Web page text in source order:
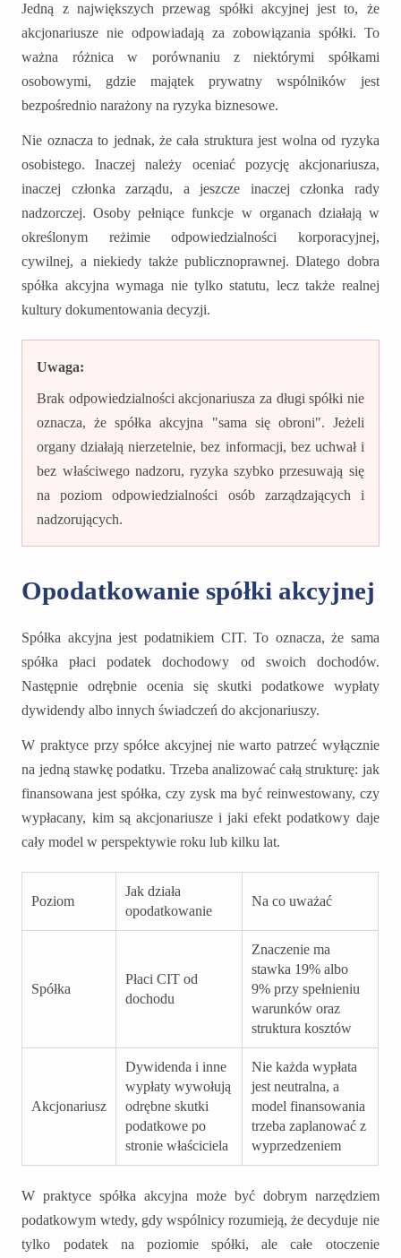
Jedną z największych przewag spółki akcyjnej jest to, że
akcjonariusze nie odpowiadają za zobowiązania spółki. To
ważna różnica w porównaniu z niektórymi spółkami
osobowymi, gdzie majątek prywatny wspólników jest
bezpośrednio narażony na ryzyka biznesowe.
Nie oznacza to jednak, że cała struktura jest wolna od ryzyka
osobistego. Inaczej należy oceniać pozycję akcjonariusza,
inaczej członka zarządu, a jeszcze inaczej członka rady
nadzorczej. Osoby pełniące funkcje w organach działają w
określonym reżimie odpowiedzialności korporacyjnej,
cywilnej, a niekiedy także publicznoprawnej. Dlatego dobra
spółka akcyjna wymaga nie tylko statutu, lecz także realnej
kultury dokumentowania decyzji.
Uwaga:
Brak odpowiedzialności akcjonariusza za długi spółki nie
oznacza, że spółka akcyjna "sama się obroni". Jeżeli
organy działają nierzetelnie, bez informacji, bez uchwał i
bez właściwego nadzoru, ryzyka szybko przesuwają się
na poziom odpowiedzialności osób zarządzających i
nadzorujących.
Opodatkowanie spółki akcyjnej
Spółka akcyjna jest podatnikiem CIT. To oznacza, że sama
spółka płaci podatek dochodowy od swoich dochodów.
Następnie odrębnie ocenia się skutki podatkowe wypłaty
dywidendy albo innych świadczeń do akcjonariuszy.
W praktyce przy spółce akcyjnej nie warto patrzeć wyłącznie
na jedną stawkę podatku. Trzeba analizować całą strukturę: jak
finansowana jest spółka, czy zysk ma być reinwestowany, czy
wypłacany, kim są akcjonariusze i jaki efekt podatkowy daje
cały model w perspektywie roku lub kilku lat.
Poziom
Jak działa
opodatkowanie
Na co uważać
Spółka
Płaci CIT od
dochodu
Znaczenie ma
stawka 19% albo
9% przy spełnieniu
warunków oraz
struktura kosztów
Akcjonariusz
Dywidenda i inne
wypłaty wywołują
odrębne skutki
podatkowe po
stronie właściciela
Nie każda wypłata
jest neutralna, a
model finansowania
trzeba zaplanować z
wyprzedzeniem
W praktyce spółka akcyjna może być dobrym narzędziem
podatkowym wtedy, gdy wspólnicy rozumieją, że decyduje nie
tylko podatek na poziomie spółki, ale całe otoczenie